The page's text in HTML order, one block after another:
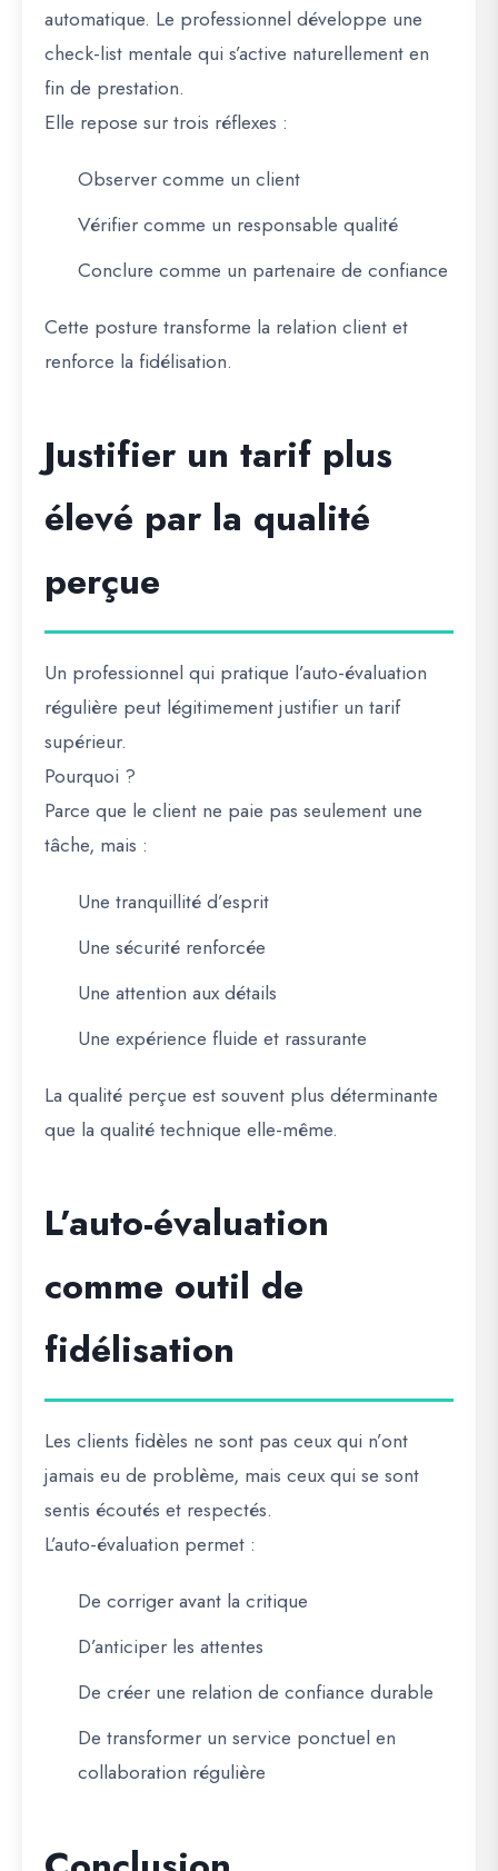
automatique. Le professionnel développe une
check-list mentale qui s’active naturellement en
fin de prestation.
Elle repose sur trois réflexes :
Observer comme un client
Vérifier comme un responsable qualité
Conclure comme un partenaire de confiance
Cette posture transforme la relation client et
renforce la fidélisation.
Justifier un tarif plus
élevé par la qualité
perçue
Un professionnel qui pratique l’auto-évaluation
régulière peut légitimement justifier un tarif
supérieur.
Pourquoi ?
Parce que le client ne paie pas seulement une
tâche, mais :
Une tranquillité d’esprit
Une sécurité renforcée
Une attention aux détails
Une expérience fluide et rassurante
La qualité perçue est souvent plus déterminante
que la qualité technique elle-même.
L’auto-évaluation
comme outil de
fidélisation
Les clients fidèles ne sont pas ceux qui n’ont
jamais eu de problème, mais ceux qui se sont
sentis écoutés et respectés.
L’auto-évaluation permet :
De corriger avant la critique
D’anticiper les attentes
De créer une relation de confiance durable
De transformer un service ponctuel en
collaboration régulière